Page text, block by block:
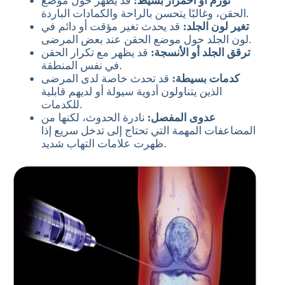
الحقن، وغالبًا يتحسن بالراحة والكمادات الباردة.
تغير لون الجلد: قد يحدث تغير مؤقت أو دائم في
لون الجلد حول موضع الحقن عند بعض المرضى.
ترقق الجلد أو الأنسجة: قد يظهر مع تكرار الحقن
في نفس المنطقة.
كدمات بسيطة: قد تحدث خاصة لدى المرضى
الذين يتناولون أدوية سيولة أو لديهم قابلية
للكدمات.
عدوى المفصل: نادرة الحدوث، لكنها من
المضاعفات المهمة التي تحتاج إلى تدخل سريع إذا
ظهرت علامات التهاب شديد.